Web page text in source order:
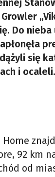
Do nieba
się
i ocaleli.
92 km
od